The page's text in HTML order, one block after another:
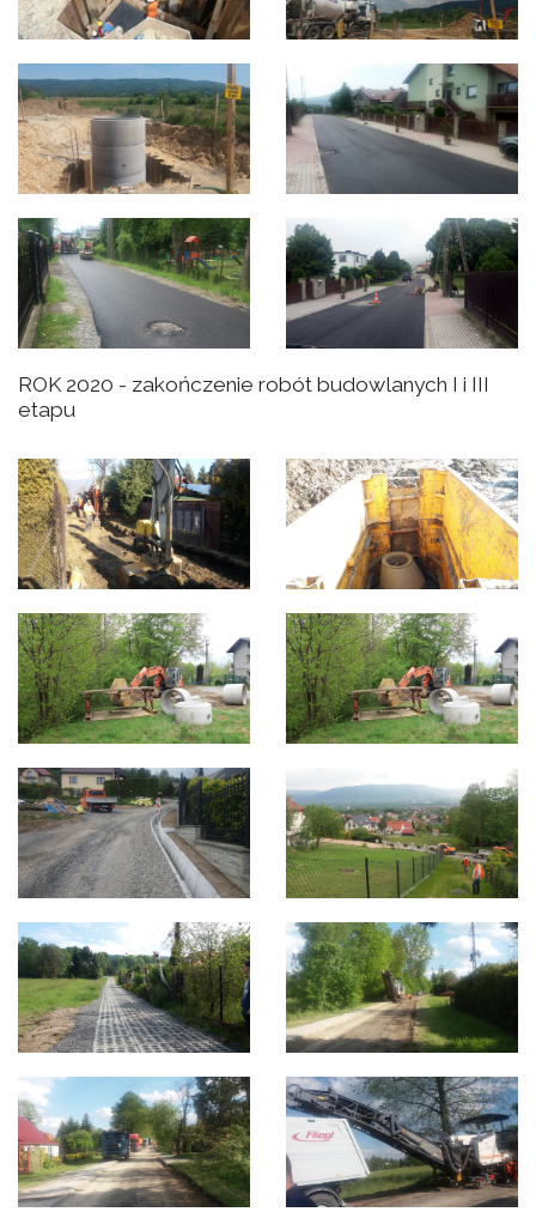
ROK 2020 - zakończenie robót budowlanych I i III
etapu